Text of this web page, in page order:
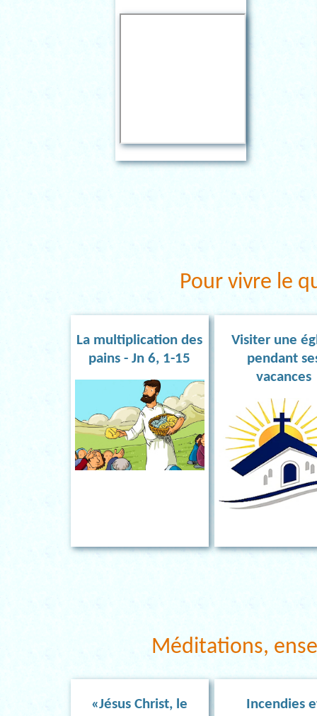
Pour vivre le
La multiplication des
pains - Jn 6, 1-15
Visiter une
pendant
vacances
Méditations,
«Jésus Christ, le
Incendies